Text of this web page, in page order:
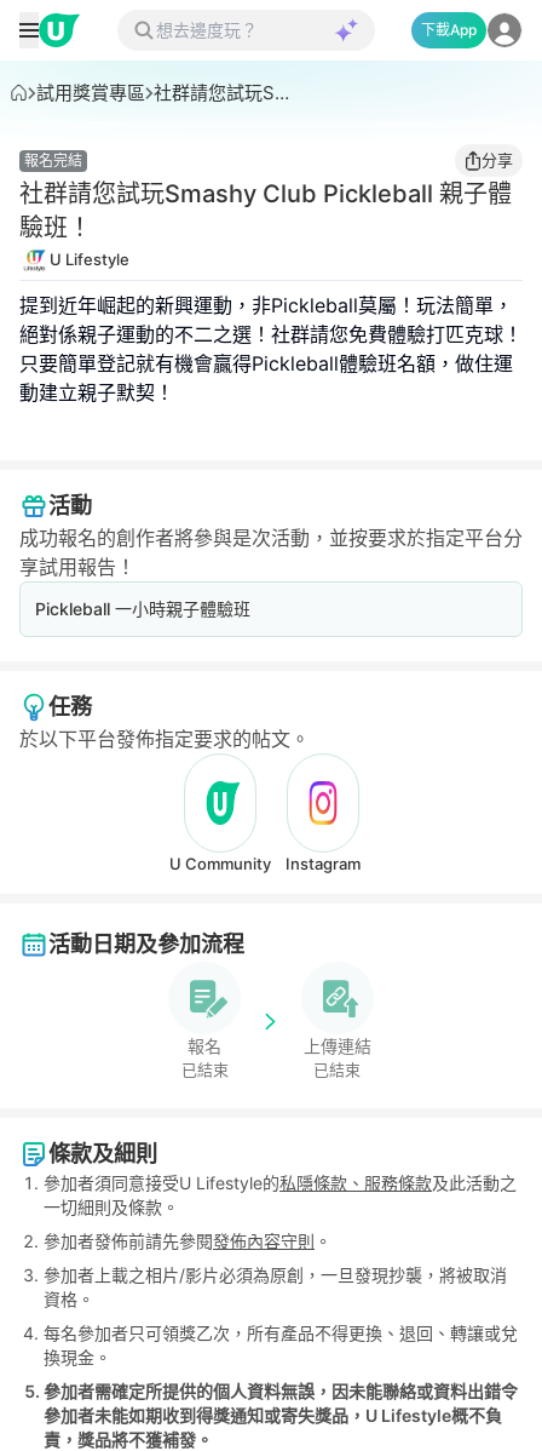
下載App
任務活動日期及參加流程條款及細則
試用獎賞專區
社群請您試玩Smashy Club Pickleball 親子體驗班！
報名完結 分享
社群請您試玩Smashy Club Pickleball 親子體
驗班！
U Lifestyle
提到近年崛起的新興運動，非Pickleball莫屬！玩法簡單，
絕對係親子運動的不二之選！社群請您免費體驗打匹克球！
只要簡單登記就有機會贏得Pickleball體驗班名額，做住運
動建立親子默契！
活動
成功報名的創作者將參與是次活動，並按要求於指定平台分
享試用報告！
Pickleball 一小時親子體驗班
任務
於以下平台發佈指定要求的帖文。
U Community Instagram
活動日期及參加流程
報名
已結束
上傳連結
已結束
條款及細則
參加者須同意接受U Lifestyle的私隱條款、服務條款及此活動之
一切細則及條款。
參加者發佈前請先參閱發佈內容守則 。
參加者上載之相片/影片必須為原創，一旦發現抄襲，將被取消
資格。
每名參加者只可領獎乙次，所有產品不得更換、退回、轉讓或兌
換現金。
參加者需確定所提供的個人資料無誤，因未能聯絡或資料出錯令
參加者未能如期收到得獎通知或寄失獎品，U Lifestyle概不負
責，獎品將不獲補發。